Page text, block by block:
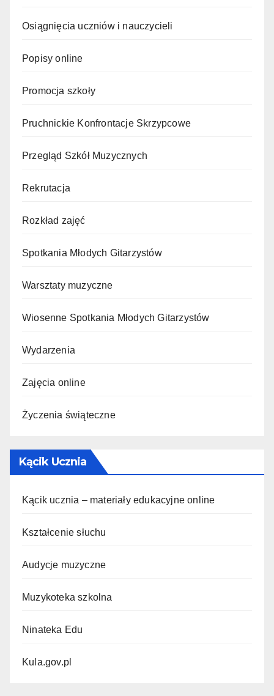
Osiągnięcia uczniów i nauczycieli
Popisy online
Promocja szkoły
Pruchnickie Konfrontacje Skrzypcowe
Przegląd Szkół Muzycznych
Rekrutacja
Rozkład zajęć
Spotkania Młodych Gitarzystów
Warsztaty muzyczne
Wiosenne Spotkania Młodych Gitarzystów
Wydarzenia
Zajęcia online
Życzenia świąteczne
Kącik Ucznia
Kącik ucznia – materiały edukacyjne online
Kształcenie słuchu
Audycje muzyczne
Muzykoteka szkolna
Ninateka Edu
Kula.gov.pl